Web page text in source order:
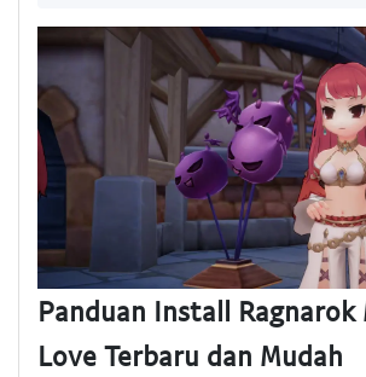
Panduan Install Ragnarok
Love Terbaru dan Mudah